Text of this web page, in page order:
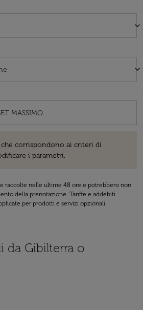
keyboard_arrow_down
keyboard_arrow_down
corrispondono ai criteri di
i parametri.
raccolte nelle ultime 48 ore e potrebbero non
della prenotazione. Tariffe e addebiti
per prodotti e servizi opzionali.
da Gibilterra o